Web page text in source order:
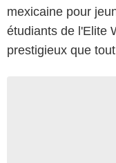
mexicaine pour
étudiants de l'Elite
prestigieux que